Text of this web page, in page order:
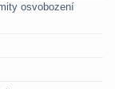
osvobození